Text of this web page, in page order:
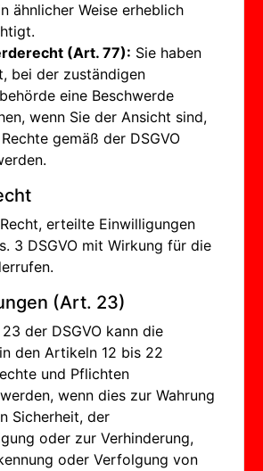
ähnlicher Weise erheblich
(Art. 77): Sie haben
bei der zuständigen
eine Beschwerde
wenn Sie der Ansicht sind,
gemäß der DSGVO
erteilte Einwilligungen
3 DSGVO mit Wirkung für die
(Art. 23)
der DSGVO kann die
den Artikeln 12 bis 22
und Pflichten
wenn dies zur Wahrung
Sicherheit, der
oder zur Verhinderung,
oder Verfolgung von